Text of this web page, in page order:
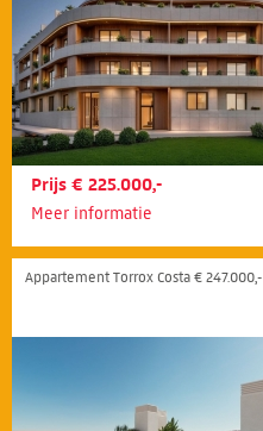
Prijs € 225.000,-
Meer informatie
Appartement Torrox Costa € 247.000,-